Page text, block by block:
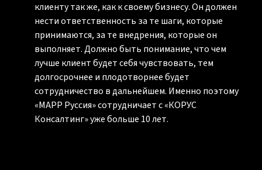
клиенту так же, как к своему бизнесу. Он должен
нести ответственность за те шаги, которые
принимаются, за те внедрения, которые он
выполняет. Должно быть понимание, что чем
лучше клиент будет себя чувствовать, тем
долгосрочнее и плодотворнее будет
сотрудничество в дальнейшем. Именно поэтому
«МАРР Руссия» сотрудничает с «КОРУС
Консалтинг» уже больше 10 лет.